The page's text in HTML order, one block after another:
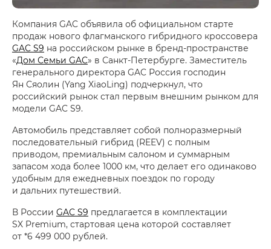
Компания GAC объявила об официальном старте
продаж нового флагманского гибридного кроссовера
GAC S9 на российском рынке в бренд-пространстве
«Дом Семьи GAC» в Санкт-Петербурге. Заместитель
генерального директора GAC Россия господин
Ян Сяолин (Yang XiaoLing) подчеркнул, что
российский рынок стал первым внешним рынком для
модели GAC S9.
Автомобиль представляет собой полноразмерный
последовательный гибрид (REEV) с полным
приводом, премиальным салоном и суммарным
запасом хода более 1000 км, что делает его одинаково
удобным для ежедневных поездок по городу
и дальних путешествий.
В России GAC S9 предлагается в комплектации
SX Premium, стартовая цена которой составляет
от *6 499 000 рублей.